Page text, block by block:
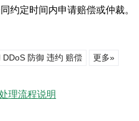
约定时间内申请赔偿或仲裁。
DDoS 防御 违约 赔偿 更多»
理流程说明